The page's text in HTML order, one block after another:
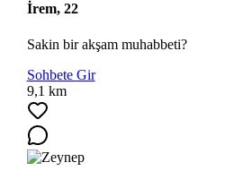
İrem, 22
Sakin bir akşam muhabbeti?
Sohbete Gir
9,1 km